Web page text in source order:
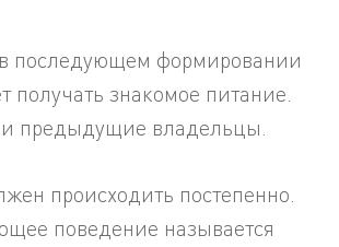
в последующем формировании
получать знакомое питание.
предыдущие владельцы.
происходить постепенно.
поведение называется